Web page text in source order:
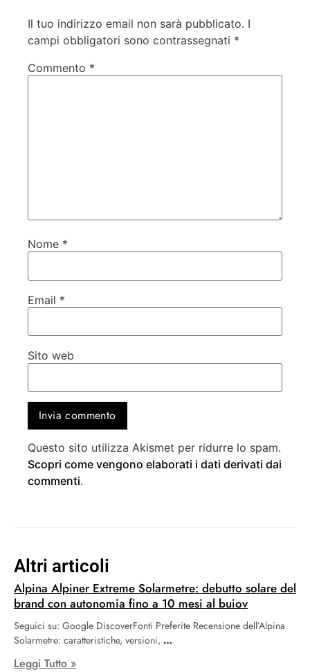
Altri articoli
Alpina Alpiner Extreme Solarmetre: debutto solare del
brand con autonomia fino a 10 mesi al buiov
Seguici su: Google DiscoverFonti Preferite Recensione dell’Alpina
Solarmetre: caratteristiche, versioni,
Leggi Tutto »
Il tuo indirizzo email non sarà pubblicato. I
campi obbligatori sono contrassegnati *
Commento *
Nome *
Email *
Sito web
Questo sito utilizza Akismet per ridurre lo spam.
Scopri come vengono elaborati i dati derivati dai
commenti.